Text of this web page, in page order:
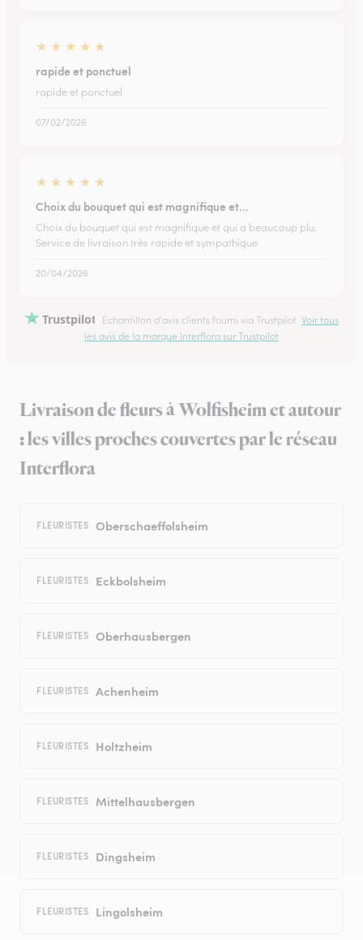
★ ★ ★ ★ ★
rapide et ponctuel
rapide et ponctuel
07/02/2026
★ ★ ★ ★ ★
Choix du bouquet qui est magnifique et…
Choix du bouquet qui est magnifique et qui a beaucoup plu.
Service de livraison très rapide et sympathique
20/04/2026
Trustpilot Échantillon d'avis clients fourni via Trustpilot. Voir tous
les avis de la marque Interflora sur Trustpilot
Livraison de fleurs à Wolfisheim et autour
: les villes proches couvertes par le réseau
Interflora
FLEURISTES Oberschaeffolsheim
FLEURISTES Eckbolsheim
FLEURISTES Oberhausbergen
FLEURISTES Achenheim
FLEURISTES Holtzheim
FLEURISTES Mittelhausbergen
FLEURISTES Dingsheim
FLEURISTES Lingolsheim